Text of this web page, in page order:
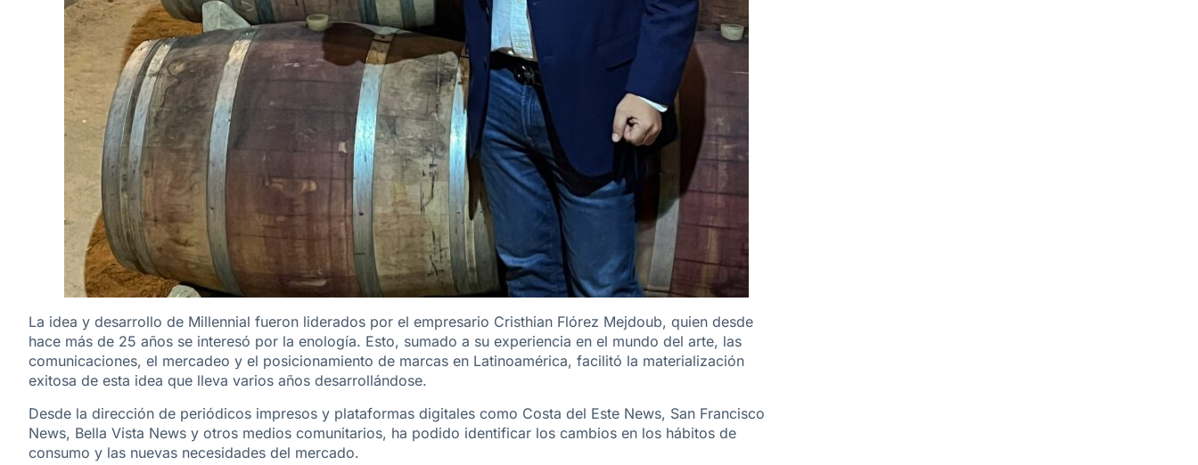
La idea y desarrollo de Millennial fueron liderados por el empresario Cristhian Flórez Mejdoub, quien desde
hace más de 25 años se interesó por la enología. Esto, sumado a su experiencia en el mundo del arte, las
comunicaciones, el mercadeo y el posicionamiento de marcas en Latinoamérica, facilitó la materialización
exitosa de esta idea que lleva varios años desarrollándose.
Desde la dirección de periódicos impresos y plataformas digitales como Costa del Este News, San Francisco
News, Bella Vista News y otros medios comunitarios, ha podido identificar los cambios en los hábitos de
consumo y las nuevas necesidades del mercado.